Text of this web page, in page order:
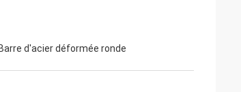
Barre d'acier déformée ronde